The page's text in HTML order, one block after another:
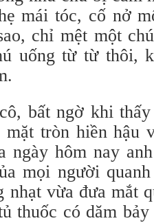
mái tóc, cố nở
chỉ mệt một
uống từ từ thôi,
bất ngờ khi
tròn hiền hậu
ngày hôm nay
mọi người
nhạt vừa đưa mắt
thuốc có dăm